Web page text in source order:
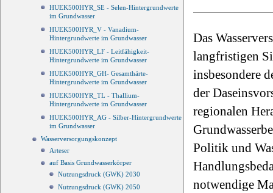
HUEK500HYR_SE - Selen-Hintergrundwerte
im Grundwasser
HUEK500HYR_V - Vanadium-
Hintergrundwerte im Grundwasser
HUEK500HYR_LF - Leitfähigkeit-
Hintergrundwerte im Grundwasser
HUEK500HYR_GH- Gesamthärte-
Hintergrundwerte im Grundwasser
HUEK500HYR_TL - Thallium-
Hintergrundwerte im Grundwasser
HUEK500HYR_AG - Silber-Hintergrundwerte
im Grundwasser
Wasserversorgungskonzept
Arteser
auf Basis Grundwasserkörper
Nutzungsdruck (GWK) 2030
Nutzungsdruck (GWK) 2050
Das
langfristigen
insbesondere
der
regionalen
Politik und
notwendige